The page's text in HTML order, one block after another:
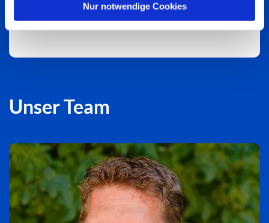
Nur notwendige Cookies
Unser Team